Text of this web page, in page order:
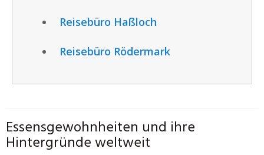
Reisebüro Haßloch
Reisebüro Rödermark
Essensgewohnheiten und ihre
Hintergründe weltweit